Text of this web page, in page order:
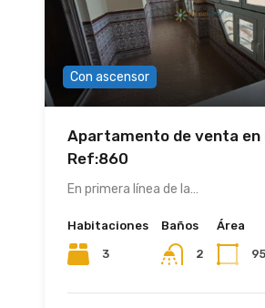
Con ascensor
Apartamento de venta en
Ref:860
En primera línea de la…
Habitaciones
3
Baños
2
Área
95